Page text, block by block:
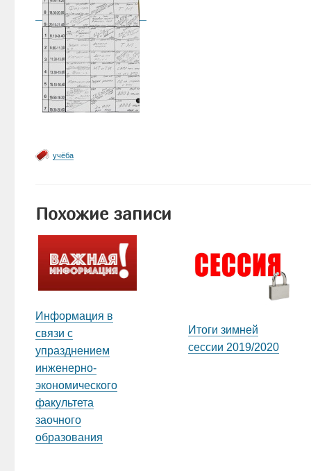
учёба
Похожие записи
Информация в
связи с
упразднением
инженерно-
экономического
факультета
заочного
образования
Итоги зимней
сессии 2019/2020